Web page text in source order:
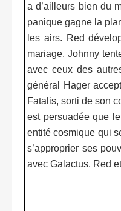
a d’ailleurs bien du
panique gagne la
les airs. Red
mariage. Johnny
avec ceux des
général Hager
Fatalis, sorti de son
est persuadée que
entité cosmique qui
s’approprier ses
avec Galactus. Red